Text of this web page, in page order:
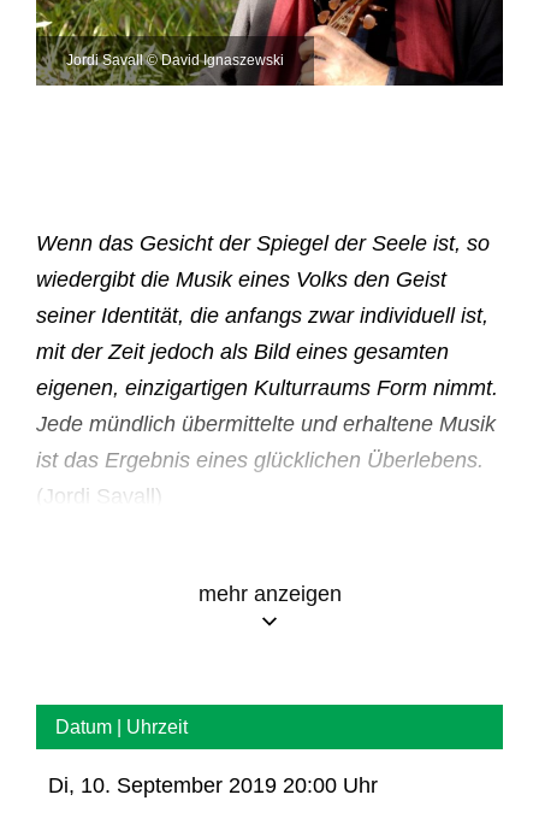
Jordi Savall © David Ignaszewski
Wenn das Gesicht der Spiegel der Seele ist, so
wiedergibt die Musik eines Volks den Geist
seiner Identität, die anfangs zwar individuell ist,
mit der Zeit jedoch als Bild eines gesamten
eigenen, einzigartigen Kulturraums Form nimmt.
Jede mündlich übermittelte und erhaltene Musik
ist das Ergebnis eines glücklichen Überlebens.
(Jordi Savall)
Savall seit den Anfängen als Mittler zwischen
verschiedenen Kulturen, die Spanien
beeinflussten – u.a. die arabische, die der
Romas bis hin zu jener der Kelten. Mit Hilfe von
mehr anzeigen
Datum | Uhrzeit
Di, 10. September 2019 20:00 Uhr